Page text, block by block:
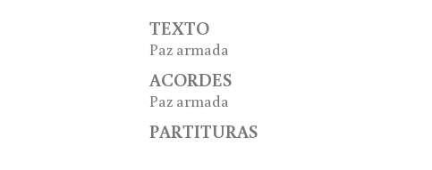
TEXTO
Paz armada
ACORDES
Paz armada
PARTITURAS